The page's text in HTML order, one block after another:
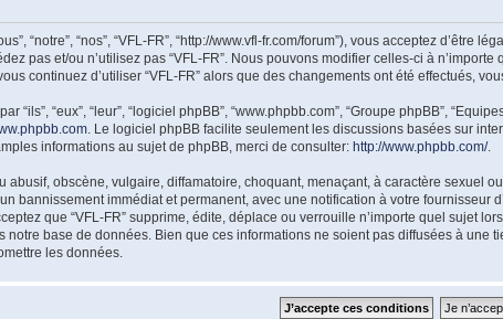
“notre”, “nos”, “VFL-FR”, “http://www.vfl-fr.com/forum”), vous acceptez
pas et/ou n’utilisez pas “VFL-FR”. Nous pouvons modifier celles-ci à
continuez d’utiliser “VFL-FR” alors que des changements ont été effectués,
“ils”, “eux”, “leur”, “logiciel phpBB”, “www.phpbb.com”, “Groupe phpBB”,
. Le logiciel phpBB facilite seulement les discussions basées sur
informations au sujet de phpBB, merci de consulter: http://www.phpbb.com/.
obscène, vulgaire, diffamatoire, choquant, menaçant, à caractère sexuel
bannissement immédiat et permanent, avec une notification à votre
que “VFL-FR” supprime, édite, déplace ou verrouille n’importe quel sujet
base de données. Bien que ces informations ne soient pas diffusées à une
les données.